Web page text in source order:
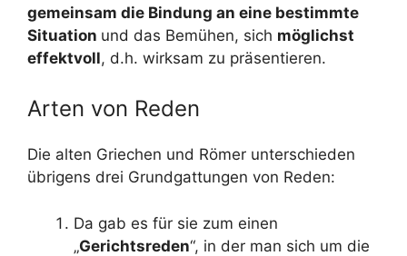
gemeinsam die Bindung an eine bestimmte
Situation und das Bemühen, sich möglichst
effektvoll, d.h. wirksam zu präsentieren.
Arten von Reden
Die alten Griechen und Römer unterschieden
übrigens drei Grundgattungen von Reden:
Da gab es für sie zum einen
„Gerichtsreden“, in der man sich um die